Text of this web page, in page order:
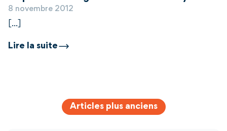
8 novembre 2012
[...]
Lire la suite
Articles plus anciens